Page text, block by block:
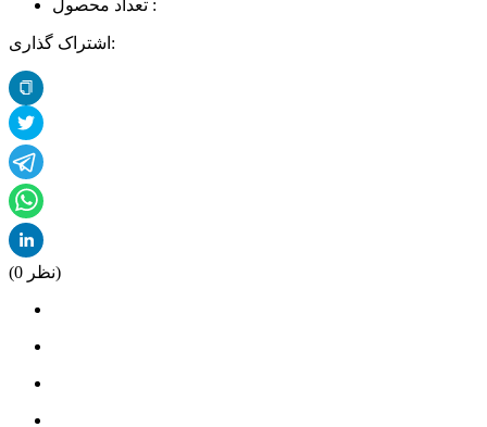
تعداد محصول :
اشتراک گذاری:
(0 نظر)